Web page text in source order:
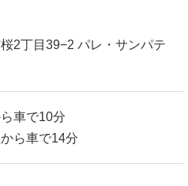
2丁目39−2 パレ・サンパテ
車で10分
ら車で14分